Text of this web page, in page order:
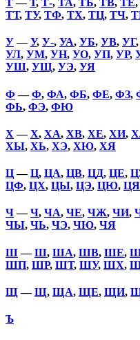
Т—Т, Т-, ТА, ТБ, ТВ, ТЕ,
ТТ, ТУ, ТФ, ТХ, ТЦ, ТЧ,
У—У, У-, УА, УБ, УВ, УГ,
УЛ, УМ, УН, УО, УП, УР,
УШ, УЩ, УЭ, УЯ
Ф —Ф, ФА, ФБ, ФЕ, ФЗ,
ФЬ, ФЭ, ФЮ
Х —Х, ХА, ХВ, ХЕ, ХИ,
ХЫ, ХЬ, ХЭ, ХЮ, ХЯ
Ц—Ц, ЦА, ЦВ, ЦД, ЦЕ,
ЦФ, ЦХ, ЦЫ, ЦЭ, ЦЮ, ЦЯ
Ч—Ч, ЧА, ЧЕ, ЧЖ, ЧИ,
ЧЫ, ЧЬ, ЧЭ, ЧЮ, ЧЯ
Ш—Ш, ША, ШВ, ШЕ,
ШП, ШР, ШТ, ШУ, ШХ,
Щ —Щ, ЩА, ЩЕ, ЩИ,
Ъ